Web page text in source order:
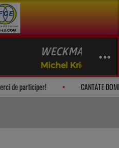
WECKMANN
Michel Krier
de participer! CANTATE